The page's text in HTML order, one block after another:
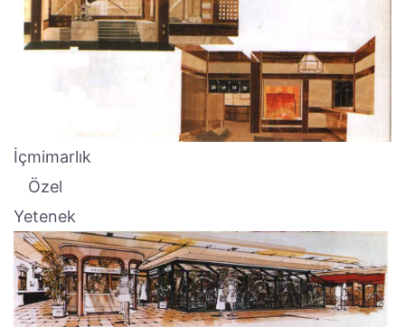
İçmimarlık
Özel
Yetenek